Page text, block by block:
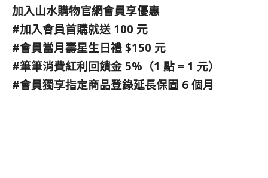
加入山水購物官網會員享優惠
#加入會員首購就送 100 元
#會員當月壽星生日禮 $150 元
#筆筆消費紅利回饋金 5%（1 點 = 1 元）
#會員獨享指定商品登錄延長保固 6 個月